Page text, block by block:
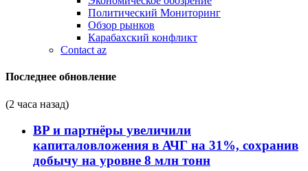
Политический Мониторинг
Обзор рынков
Карабахский конфликт
Contact az
Последнее обновление
(2 часа назад)
BP и партнёры увеличили
капиталовложения в АЧГ на 31%, сохранив
добычу на уровне 8 млн тонн